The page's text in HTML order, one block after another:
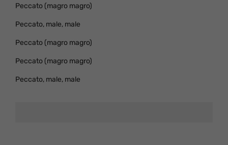
Peccato (magro magro)
Peccato, male, male
Peccato (magro magro)
Peccato (magro magro)
Peccato, male, male